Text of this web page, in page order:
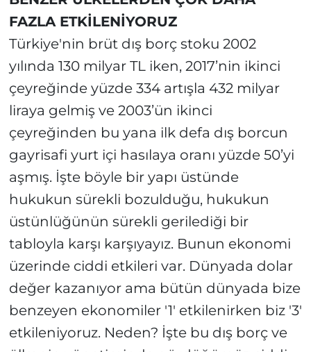
FAZLA ETKİLENİYORUZ
Türkiye'nin brüt dış borç stoku 2002
yılında 130 milyar TL iken, 2017’nin ikinci
çeyreğinde yüzde 334 artışla 432 milyar
liraya gelmiş ve 2003’ün ikinci
çeyreğinden bu yana ilk defa dış borcun
gayrisafi yurt içi hasılaya oranı yüzde 50’yi
aşmış. İşte böyle bir yapı üstünde
hukukun sürekli bozulduğu, hukukun
üstünlüğünün sürekli gerilediği bir
tabloyla karşı karşıyayız. Bunun ekonomi
üzerinde ciddi etkileri var. Dünyada dolar
değer kazanıyor ama bütün dünyada bize
benzeyen ekonomiler '1' etkilenirken biz '3'
etkileniyoruz. Neden? İşte bu dış borç ve